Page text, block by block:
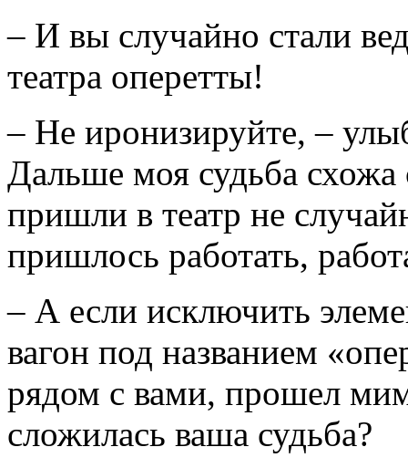
– И вы случайно стали
театра оперетты!
– Не иронизируйте, –
Дальше моя судьба
пришли в театр не
пришлось работать,
– А если исключить
вагон под названием
рядом с вами, прошел
сложилась ваша судьба?